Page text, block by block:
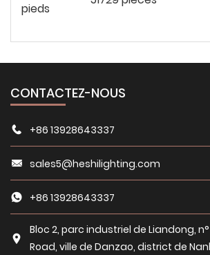
pieds
CONTACTEZ-NOUS
+86 13928643337
sales5@heshilighting.com
+86 13928643337
Bloc 2, parc industriel de Liandong,
Road, ville de Danzao, district de